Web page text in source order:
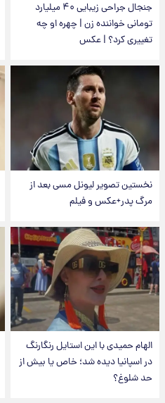
جنجال جراحی زیبایی ۴۰ میلیارد
تومانی خواننده زن | چهره او چه
تغییری کرد؟ | عکس
نخستین تصویر لیونل مسی بعد از
مرگ پدر+عکس و فیلم
الهام حمیدی با این استایل رنگارنگ
در اسپانیا دیده شد؛ خاص یا بیش از
حد شلوغ؟